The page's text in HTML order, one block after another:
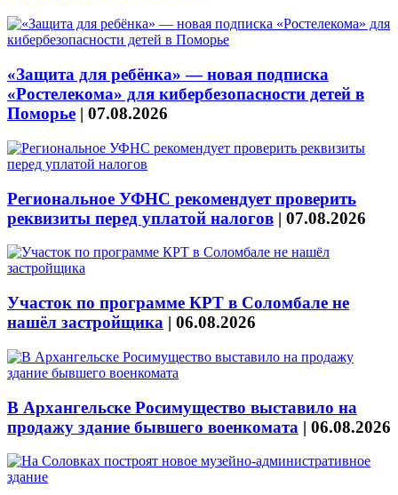
«Защита для ребёнка» — новая подписка
«Ростелекома» для кибербезопасности детей в
Поморье | 07.08.2026
Региональное УФНС рекомендует проверить
реквизиты перед уплатой налогов | 07.08.2026
Участок по программе КРТ в Соломбале не
нашёл застройщика | 06.08.2026
В Архангельске Росимущество выставило на
продажу здание бывшего военкомата | 06.08.2026